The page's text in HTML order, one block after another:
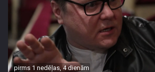
pirms 1 nedēļas, 4 dienām